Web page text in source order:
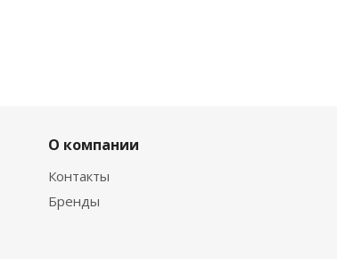
О компании
Контакты
Бренды